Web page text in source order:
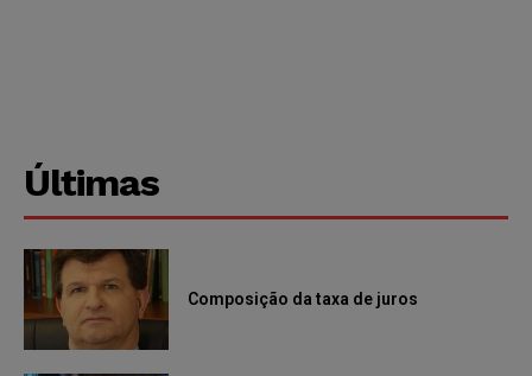
Últimas
Composição da taxa de juros